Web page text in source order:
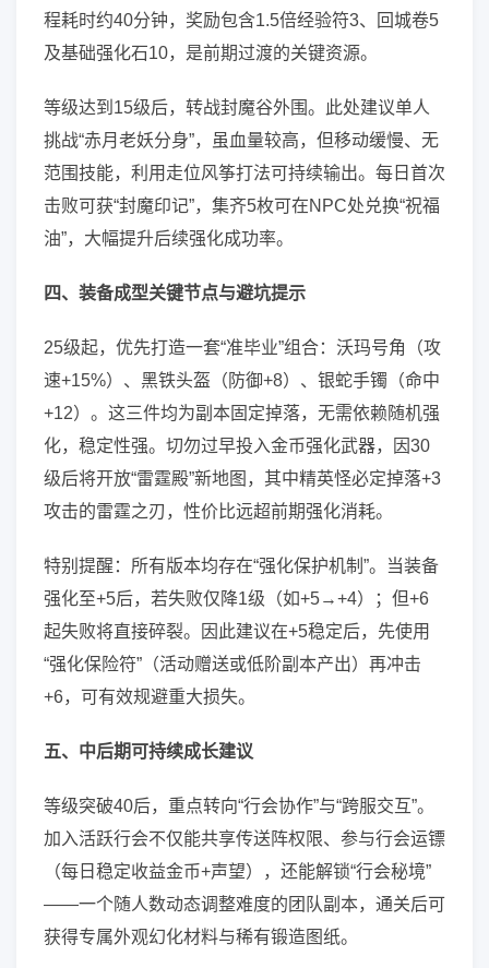
程耗时约40分钟，奖励包含1.5倍经验符3、回城卷5
及基础强化石10，是前期过渡的关键资源。
等级达到15级后，转战封魔谷外围。此处建议单人
挑战“赤月老妖分身”，虽血量较高，但移动缓慢、无
范围技能，利用走位风筝打法可持续输出。每日首次
击败可获“封魔印记”，集齐5枚可在NPC处兑换“祝福
油”，大幅提升后续强化成功率。
四、装备成型关键节点与避坑提示
25级起，优先打造一套“准毕业”组合：沃玛号角（攻
速+15%）、黑铁头盔（防御+8）、银蛇手镯（命中
+12）。这三件均为副本固定掉落，无需依赖随机强
化，稳定性强。切勿过早投入金币强化武器，因30
级后将开放“雷霆殿”新地图，其中精英怪必定掉落+3
攻击的雷霆之刃，性价比远超前期强化消耗。
特别提醒：所有版本均存在“强化保护机制”。当装备
强化至+5后，若失败仅降1级（如+5→+4）；但+6
起失败将直接碎裂。因此建议在+5稳定后，先使用
“强化保险符”（活动赠送或低阶副本产出）再冲击
+6，可有效规避重大损失。
五、中后期可持续成长建议
等级突破40后，重点转向“行会协作”与“跨服交互”。
加入活跃行会不仅能共享传送阵权限、参与行会运镖
（每日稳定收益金币+声望），还能解锁“行会秘境”
——一个随人数动态调整难度的团队副本，通关后可
获得专属外观幻化材料与稀有锻造图纸。